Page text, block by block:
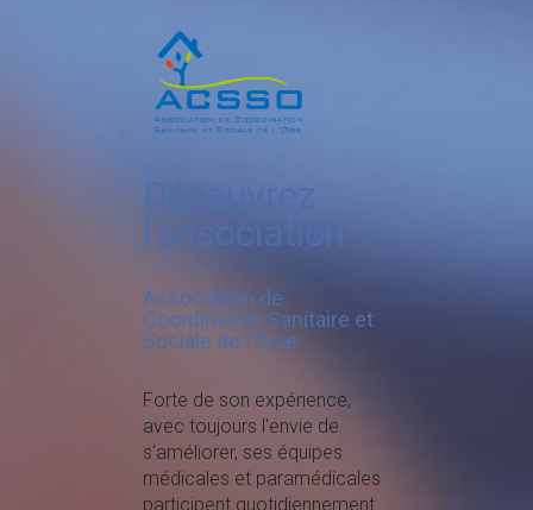
Découvrez
l'association
Association de
Coordination Sanitaire et
Sociale de l'Oise
Forte de son expérience,
avec toujours l'envie de
s'améliorer, ses équipes
médicales et paramédicales
participent quotidiennement